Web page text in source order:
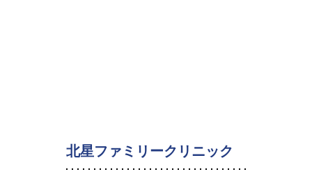
北星ファミリークリニック